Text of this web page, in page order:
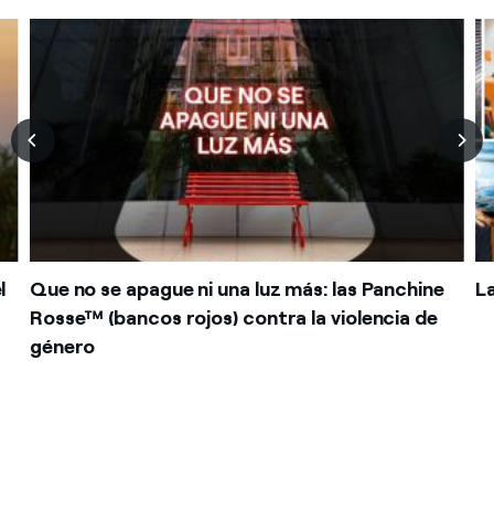
Que no se apague ni una luz más: las Panchine
Rosse™ (bancos rojos) contra la violencia de
género